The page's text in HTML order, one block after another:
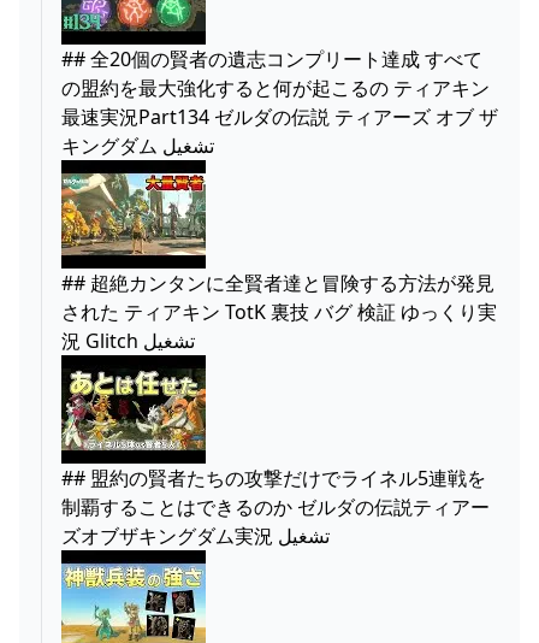
## 全20個の賢者の遺志コンプリート達成 すべて
の盟約を最大強化すると何が起こるの ティアキン
最速実況Part134 ゼルダの伝説 ティアーズ オブ ザ
キングダム تشغيل
## 超絶カンタンに全賢者達と冒険する方法が発見
された ティアキン TotK 裏技 バグ 検証 ゆっくり実
況 Glitch تشغيل
## 盟約の賢者たちの攻撃だけでライネル5連戦を
制覇することはできるのか ゼルダの伝説ティアー
ズオブザキングダム実況 تشغيل